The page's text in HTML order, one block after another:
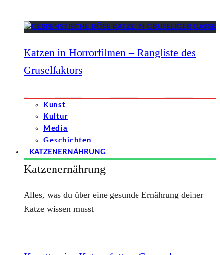
Katzen in Horrorfilmen – Rangliste des
Gruselfaktors
Kunst
Kultur
Media
Geschichten
KATZENERNÄHRUNG
Katzenernährung
Alles, was du über eine gesunde Ernährung deiner
Katze wissen musst